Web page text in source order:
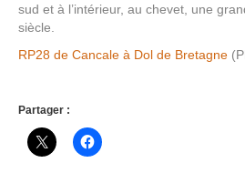
sud et à l’intérieur, au chevet, une
siècle.
RP28 de Cancale à Dol de Bretagne
Partager :